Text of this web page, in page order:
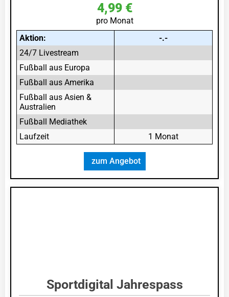
4,99 €
pro Monat
Aktion:
-.-
24/7 Livestream
Fußball aus Europa
Fußball aus Amerika
Fußball aus Asien &
Australien
Fußball Mediathek
Laufzeit
1 Monat
zum Angebot
Sportdigital Jahrespass